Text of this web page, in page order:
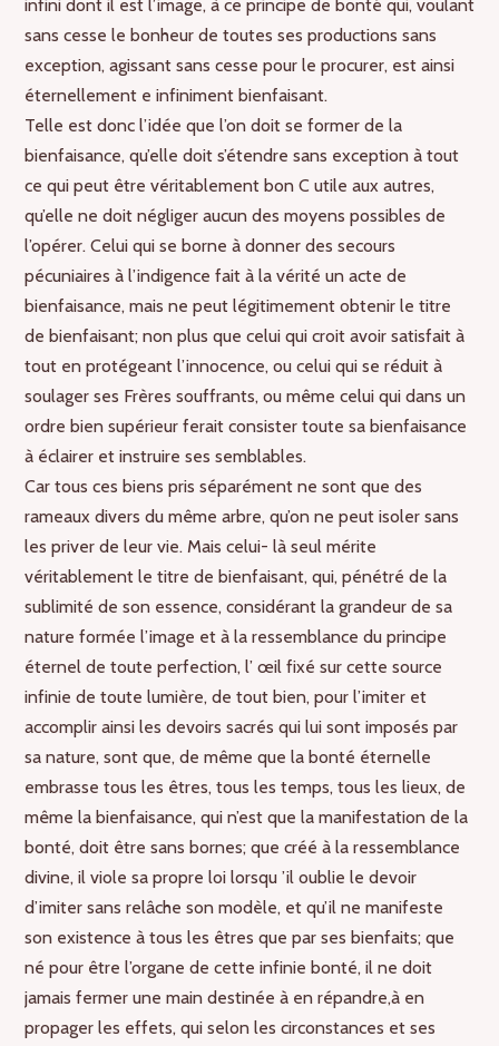
infini dont il est l’image, à ce principe de bonté qui, voulant
sans cesse le bonheur de toutes ses productions sans
exception, agissant sans cesse pour le procurer, est ainsi
éternellement e infiniment bienfaisant.
Telle est donc l’idée que l’on doit se former de la
bienfaisance, qu’elle doit s’étendre sans exception à tout
ce qui peut être véritablement bon C utile aux autres,
qu’elle ne doit négliger aucun des moyens possibles de
l’opérer. Celui qui se borne à donner des secours
pécuniaires à l’indigence fait à la vérité un acte de
bienfaisance, mais ne peut légitimement obtenir le titre
de bienfaisant; non plus que celui qui croit avoir satisfait à
tout en protégeant l’innocence, ou celui qui se réduit à
soulager ses Frères souffrants, ou même celui qui dans un
ordre bien supérieur ferait consister toute sa bienfaisance
à éclairer et instruire ses semblables.
Car tous ces biens pris séparément ne sont que des
rameaux divers du même arbre, qu’on ne peut isoler sans
les priver de leur vie. Mais celui- là seul mérite
véritablement le titre de bienfaisant, qui, pénétré de la
sublimité de son essence, considérant la grandeur de sa
nature formée l’image et à la ressemblance du principe
éternel de toute perfection, l’ œil fixé sur cette source
infinie de toute lumière, de tout bien, pour l’imiter et
accomplir ainsi les devoirs sacrés qui lui sont imposés par
sa nature, sont que, de même que la bonté éternelle
embrasse tous les êtres, tous les temps, tous les lieux, de
même la bienfaisance, qui n’est que la manifestation de la
bonté, doit être sans bornes; que créé à la ressemblance
divine, il viole sa propre loi lorsqu ’il oublie le devoir
d’imiter sans relâche son modèle, et qu’il ne manifeste
son existence à tous les êtres que par ses bienfaits; que
né pour être l’organe de cette infinie bonté, il ne doit
jamais fermer une main destinée à en répandre,à en
propager les effets, qui selon les circonstances et ses